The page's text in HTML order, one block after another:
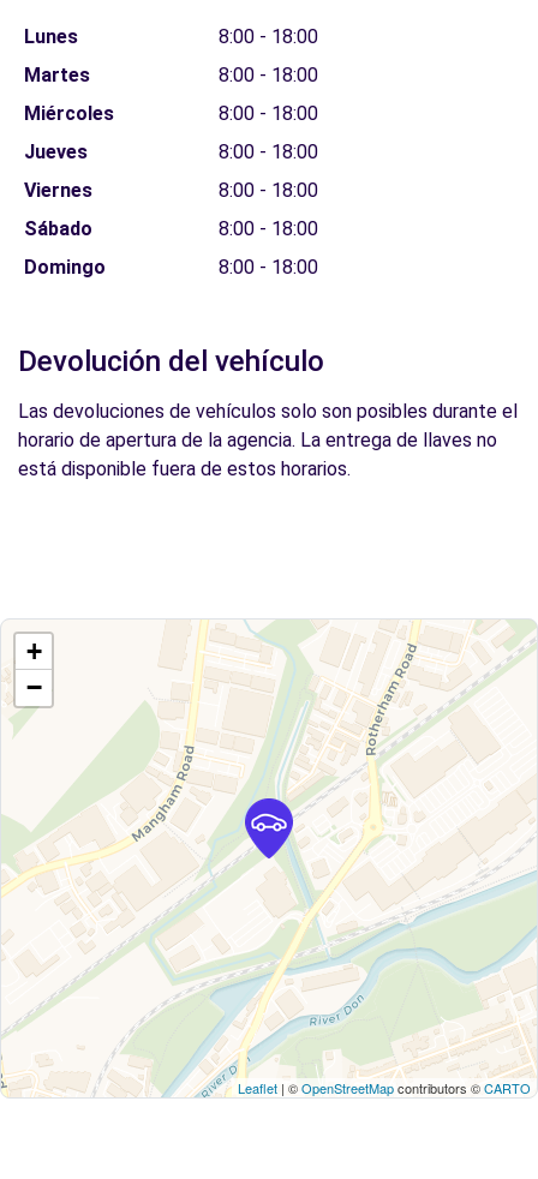
Lunes
8:00 - 18:00
Martes
8:00 - 18:00
Miércoles
8:00 - 18:00
Jueves
8:00 - 18:00
Viernes
8:00 - 18:00
Sábado
8:00 - 18:00
Domingo
8:00 - 18:00
Devolución del vehículo
Las devoluciones de vehículos solo son posibles durante el
horario de apertura de la agencia. La entrega de llaves no
está disponible fuera de estos horarios.
+
−
Leaflet | ©OpenStreetMapcontributors ©CARTO